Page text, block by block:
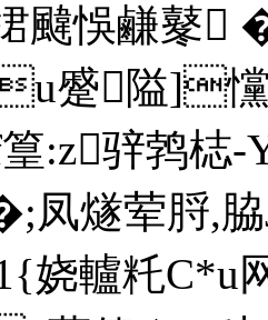
颹悞鹻鼕
蹙隘]
:z骍鹁梽-
燧荤脟,
娆轤籷